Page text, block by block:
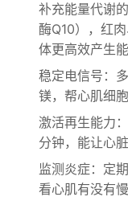
补充能量代谢
酶Q10），红
体更高效产生能
稳定电信号：
镁，帮心肌细
激活再生能力
分钟，能让心
监测炎症：定
看心肌有没有慢